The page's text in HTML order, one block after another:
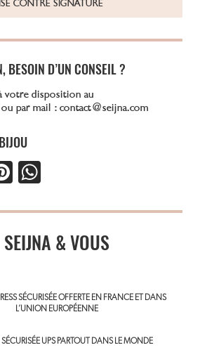
CONTRE SIGNATURE
BESOIN D’UN CONSEIL ?
votre disposition au
par mail : contact@seijna.com
Pi
er
es
ts
A
SEIJNA & VOUS
SÉCURISÉE OFFERTE EN FRANCE ET DANS
L’UNION EUROPÉENNE
UPS PARTOUT DANS LE MONDE